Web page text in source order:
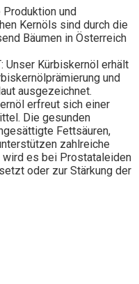
Produktion und
Kernöls sind durch die
Bäumen in Österreich
Unser Kürbiskernöl erhält
und
ausgezeichnet.
erfreut sich einer
Die gesunden
Fettsäuren,
zahlreiche
wird es bei Prostataleiden
oder zur Stärkung der